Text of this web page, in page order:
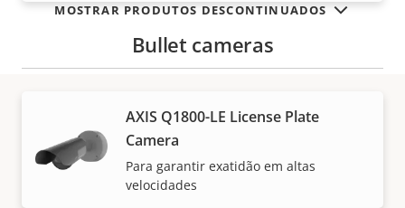
Bullet cameras
AXIS Q1800-LE License Plate
Camera
Para garantir exatidão em altas
velocidades
MOSTRAR PRODUTOS DESCONTINUADOS
Como comprar
As soluções e produtos individuais da Axis são